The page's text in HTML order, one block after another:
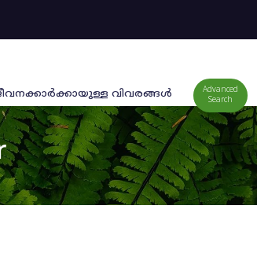
വിവരങ്ങള്‍
Advanced
Search